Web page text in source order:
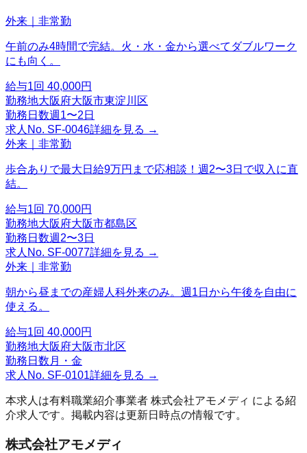
外来｜非常勤
午前のみ4時間で完結。火・水・金から選べてダブルワーク
にも向く。
給与1回 40,000円
勤務地大阪府大阪市東淀川区
勤務日数週1〜2日
求人No. SF-0046詳細を見る →
外来｜非常勤
歩合ありで最大日給9万円まで応相談！週2〜3日で収入に直
結。
給与1回 70,000円
勤務地大阪府大阪市都島区
勤務日数週2〜3日
求人No. SF-0077詳細を見る →
外来｜非常勤
朝から昼までの産婦人科外来のみ。週1日から午後を自由に
使える。
給与1回 40,000円
勤務地大阪府大阪市北区
勤務日数 月・金
求人No. SF-0101詳細を見る →
本求人は有料職業紹介事業者 株式会社アモメディ による紹
介求人です。掲載内容は更新日時点の情報です。
株式会社アモメディ